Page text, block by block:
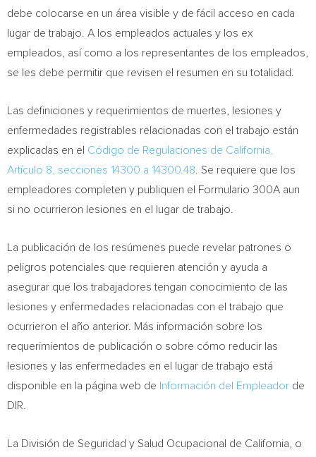
debe colocarse en un área visible y de fácil acceso en cada
lugar de trabajo. A los empleados actuales y los ex
empleados, así como a los representantes de los empleados,
se les debe permitir que revisen el resumen en su totalidad.
Las definiciones y requerimientos de muertes, lesiones y
enfermedades registrables relacionadas con el trabajo están
explicadas en el Código de Regulaciones de California
Artículo 8, secciones 14300 a 14300.48 . Se requiere que los
empleadores completen y publiquen el Formulario 300A aun
si no ocurrieron lesiones en el lugar de trabajo.
La publicación de los resúmenes puede revelar patrones o
peligros potenciales que requieren atención y ayuda a
asegurar que los trabajadores tengan conocimiento de las
lesiones y enfermedades relacionadas con el trabajo que
ocurrieron el año anterior. Más información sobre los
requerimientos de publicación o sobre cómo reducir las
lesiones y las enfermedades en el lugar de trabajo está
disponible en la página web de Información del Empleador de
DIR.
La División de Seguridad y Salud Ocupacional de California , o